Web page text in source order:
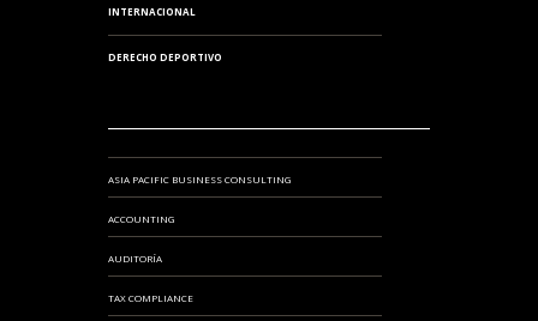
INTERNACIONAL
DERECHO DEPORTIVO
ASIA PACIFIC BUSINESS CONSULTING
ACCOUNTING
AUDITORÍA
TAX COMPLIANCE